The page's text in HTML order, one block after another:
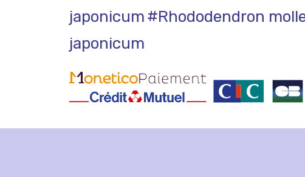
japonicum#Rhododendron
japonicum